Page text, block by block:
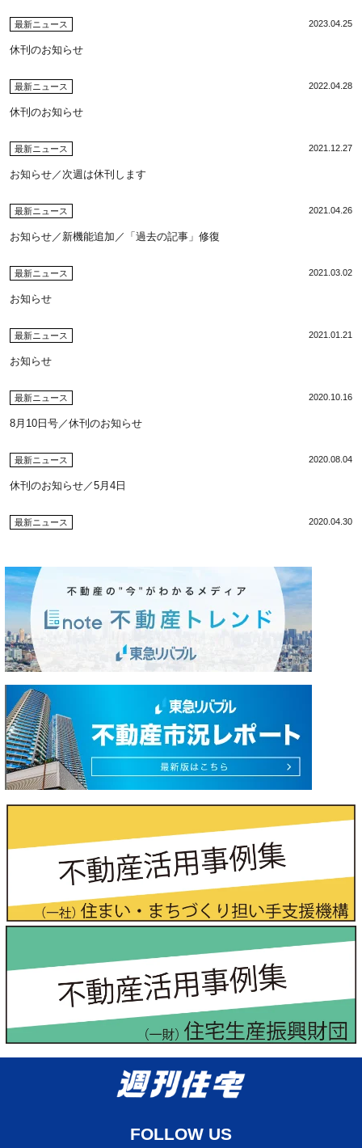
最新ニュース 2023.04.25
休刊のお知らせ
最新ニュース 2022.04.28
休刊のお知らせ
最新ニュース 2021.12.27
お知らせ／次週は休刊します
最新ニュース 2021.04.26
お知らせ／新機能追加／「過去の記事」修復
最新ニュース 2021.03.02
お知らせ
最新ニュース 2021.01.21
お知らせ
最新ニュース 2020.10.16
8月10日号／休刊のお知らせ
最新ニュース 2020.08.04
休刊のお知らせ／5月4日
最新ニュース 2020.04.30
FOLLOW US